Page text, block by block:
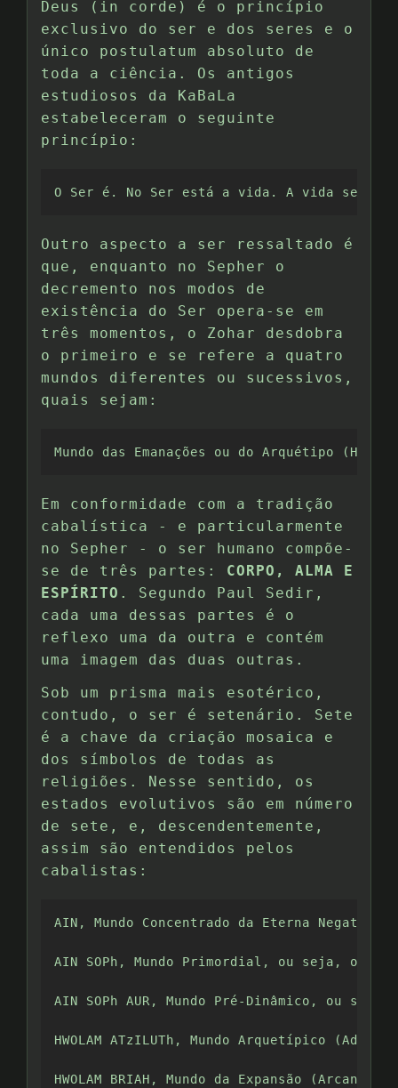
Deus (in corde) é o princípio
exclusivo do ser e dos seres e o
único postulatum absoluto de
toda a ciência. Os antigos
estudiosos da KaBaLa
estabeleceram o seguinte
princípio:
O Ser é. No Ser está a vida. A vida se
Outro aspecto a ser ressaltado é
que, enquanto no Sepher o
decremento nos modos de
existência do Ser opera-se em
três momentos, o Zohar desdobra
o primeiro e se refere a quatro
mundos diferentes ou sucessivos,
quais sejam:
Mundo das Emanações ou do Arquétipo
Em conformidade com a tradição
cabalística - e particularmente
no Sepher - o ser humano compõe-
se de três partes: CORPO, ALMA E
ESPÍRITO . Segundo Paul Sedir,
cada uma dessas partes é o
reflexo uma da outra e contém
uma imagem das duas outras.
Sob um prisma mais esotérico,
contudo, o ser é setenário. Sete
é a chave da criação mosaica e
dos símbolos de todas as
religiões. Nesse sentido, os
estados evolutivos são em número
de sete, e, descendentemente,
assim são entendidos pelos
cabalistas:
AIN, Mundo Concentrado da Eterna
AIN SOPh, Mundo Primordial, ou seja, o
AIN SOPh AUR, Mundo Pré-Dinâmico, ou
HWOLAM ATzILUTh, Mundo Arquetípico (Adão
HWOLAM BRIAH, Mundo da Expansão